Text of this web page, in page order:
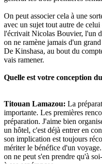
On peut associer cela à une
avec un sujet tout autre de
l'écrivait Nicolas Bouvier, l'un
on ne ramène jamais d'un
De Kinshasa, au bout du
vais ramener.
Quelle est votre conception
Titouan Lamazou: La
importante. Les premières
préparation. J'aime bien
un hôtel, c'est déjà entrer en
son implication est toujours
mériter le bénéfice d'un
on ne peut s'en prendre qu'à